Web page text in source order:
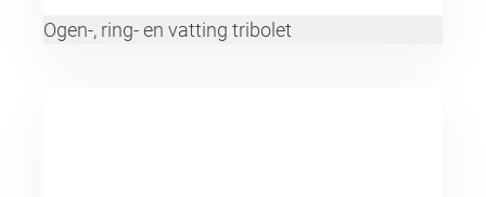
Ogen-, ring- en vatting tribolet